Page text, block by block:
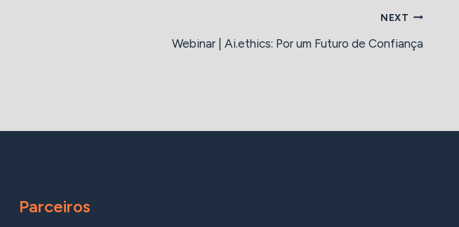
NEXT
Webinar | Ai.ethics: Por um Futuro de Confiança
Parceiros